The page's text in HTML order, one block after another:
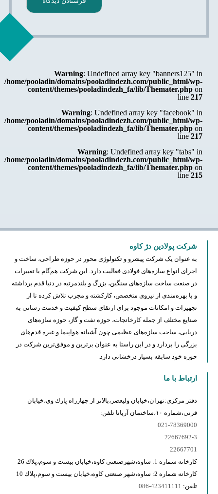
Warning: Undefined array key "banners125" in
/home/pooladin/domains/pooladindezh.com/public_html/wp-
content/themes/pooladindezh_fa/lib/Themater.phpon
line 217
Warning: Undefined array key "facebook" in
/home/pooladin/domains/pooladindezh.com/public_html/wp-
content/themes/pooladindezh_fa/lib/Themater.phpon
line 217
Warning: Undefined array key "tabs" in
/home/pooladin/domains/pooladindezh.com/public_html/wp-
content/themes/pooladindezh_fa/lib/Themater.phpon
line 215
شرکت پولادین دژ کاوه
به عنوان یک شرکت پیشرو و تکنولوژی محور در حوزه طراحی، ساخت و
اجرای انواع سازه‌های فولادی فعالیت دارد. این شرکت هم‌گام با تغییرات
در صنعت ساخت سازه‌های سنگین، بزرگ و بلندمرتبه در دنیا قدم برداشته
و با بهره‌مندی از نیروی متخصص، کارکشته و مجرب تلاش کرده تا از
تجهیزات و امکانات موجود برای ارتقای سطح کیفیت و خدمت رسانی به
‌صنایع مختلف از جمله کارخانجات، حوزه نفت و گاز، حوزه سازه‌های
دریایی، ساخت سازه‌های عظیمی چون آشیانه هواپیما و غیره قدم‌های
بزرگی را بردارد و در این راستا به عنوان برترین و موفق‌ترین شرکت در
حوزه خود سابقه بسیار درخشانی دارد.
ارتباط با ما
دفتر مركزى:تهران،خيابان وليعصر،بالاتر از چهارراه پارك وى،خيابان
قرنى،شماره ١٠،ساختمان آريانا تلفن:
021-78369000
22667692-3
22667701
كارخانه شماره 1: ساوه،شهرصنعتى كاوه،خيابان بيست و سوم،پلاك 26
كارخانه شماره 2: ساوه،شهر صنعتى كاوه،خيابان بيست و سوم،پلاك 10
تلفن: 423411111-086